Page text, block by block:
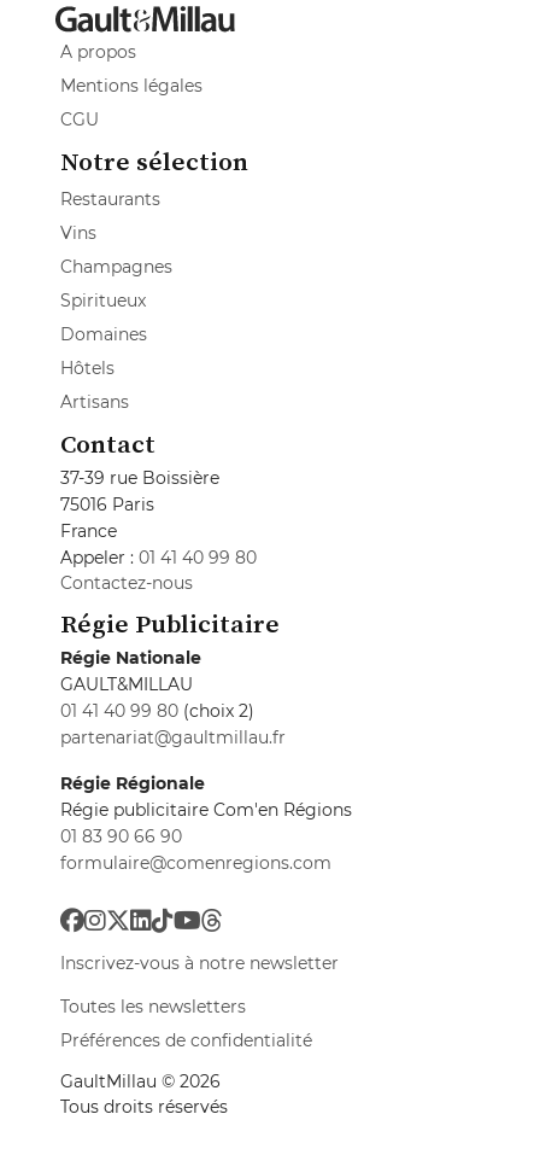
A propos
Mentions légales
CGU
Notre sélection
Restaurants
Vins
Champagnes
Spiritueux
Domaines
Hôtels
Artisans
Contact
37-39 rue Boissière
75016 Paris
France
Appeler : 01 41 40 99 80
Contactez-nous
Régie Publicitaire
Régie Nationale
GAULT&MILLAU
01 41 40 99 80 (choix 2)
partenariat@gaultmillau.fr
Régie Régionale
Régie publicitaire Com'en Régions
01 83 90 66 90
formulaire@comenregions.com
Inscrivez-vous à notre newsletter
Toutes les newsletters
Préférences de confidentialité
GaultMillau © 2026
Tous droits réservés